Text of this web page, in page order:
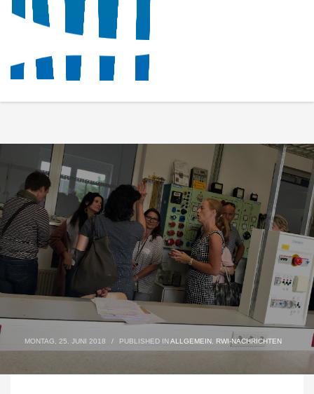
MONTAG, 25. JUNI 2018 / PUBLISHED INALLGEMEIN RWI-NACHRICHTEN